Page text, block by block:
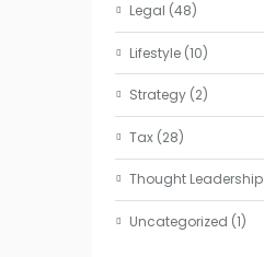
Legal (48)
Lifestyle (10)
Strategy (2)
Tax (28)
Thought Leadership
Uncategorized (1)